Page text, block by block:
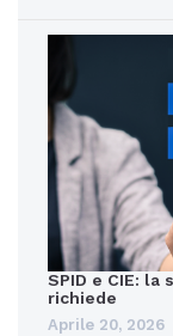
SPID e CIE:
richiede
Aprile 20, 2026